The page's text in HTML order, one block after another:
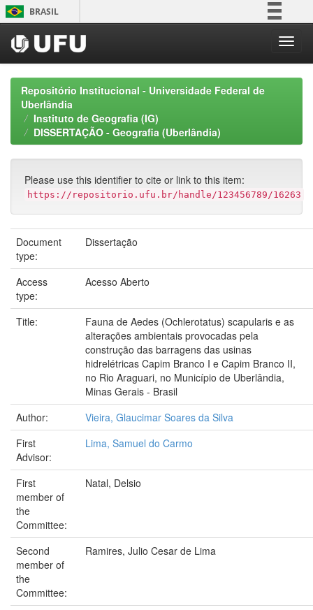
Skip
navigation
BRASIL
Participe
Acesso à informação
Canais
Repositório Institucional - Universidade Federal de
Uberlândia
Instituto de Geografia (IG)
DISSERTAÇÃO - Geografia (Uberlândia)
Please use this identifier to cite or link to this item:
https://repositorio.ufu.br/handle/123456789/16263
Document
type:
Dissertação
Access
type:
Acesso Aberto
Title:
Fauna de Aedes (Ochlerotatus) scapularis e as
alterações ambientais provocadas pela
construção das barragens das usinas
hidrelétricas Capim Branco I e Capim Branco II,
no Rio Araguari, no Município de Uberlândia,
Minas Gerais - Brasil
Author:
Vieira, Glaucimar Soares da Silva
First
Advisor:
Lima, Samuel do Carmo
First
member of
the
Committee:
Natal, Delsio
Second
member of
the
Committee:
Ramires, Julio Cesar de Lima